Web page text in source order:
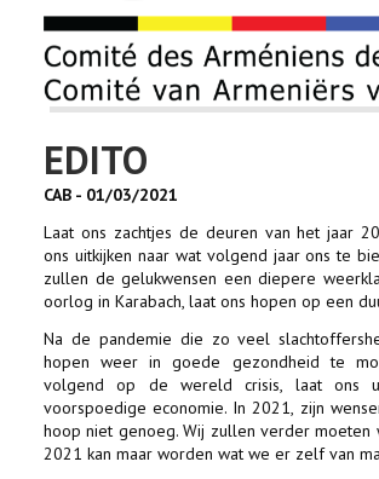
EDITO
CAB - 01/03/2021
Laat ons zachtjes de deuren van het jaar
ons uitkijken naar wat volgend jaar ons te
zullen de gelukwensen een diepere
oorlog in Karabach, laat ons hopen op een
Na de pandemie die zo veel
hopen weer in goede gezondheid te
volgend op de wereld crisis, laat ons
voorspoedige economie. In 2021, zijn
hoop niet genoeg. Wij zullen verder moeten
2021 kan maar worden wat we er zelf van